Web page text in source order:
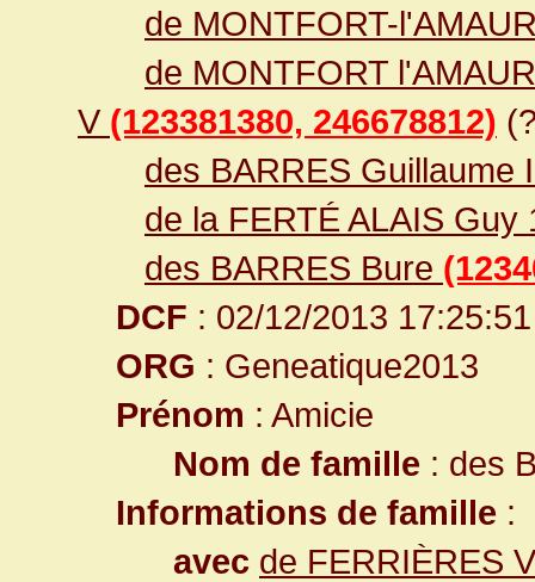
de MONTFORT-
de MONTFORT
V (123381380, 246678812)
des BARRES Guillaume
de la FERTÉ ALAIS Guy
des BARRES Bure
DCF : 02/12/2013 17:25:51
ORG : Geneatique2013
Prénom : Amicie
Nom de famille : des
Informations de famille :
avec de FERRIÈRES